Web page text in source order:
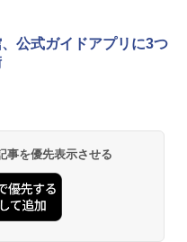
公式ガイドアプリに3つ
事を優先表示させる